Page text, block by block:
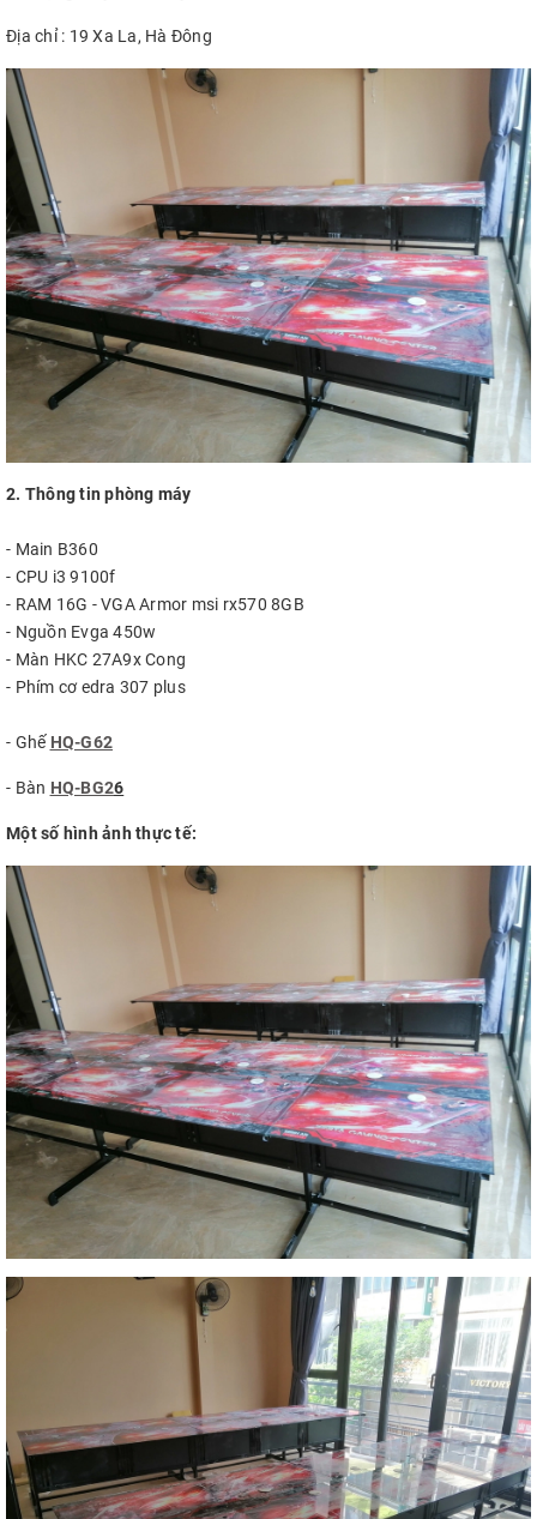
Địa chỉ : 19 Xa La, Hà Đông
2. Thông tin phòng máy
- Main B360
- CPU i3 9100f
- RAM 16G - VGA Armor msi rx570 8GB
- Nguồn Evga 450w
- Màn HKC 27A9x Cong
- Phím cơ edra 307 plus
- Ghế HQ-G62
- Bàn HQ-BG26
Một số hình ảnh thực tế: